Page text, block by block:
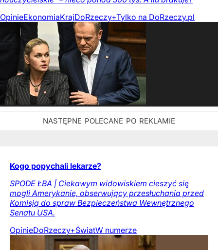
OpinieEkonomiaKrajDoRzeczy+Tylko na DoRzeczy.pl
Kogo popychali lekarze?
SPODE ŁBA | Ciekawym widowiskiem cieszyć się
mogli Amerykanie, obserwujący przesłuchania przed
Komisją do spraw Bezpieczeństwa Wewnętrznego
Senatu USA.
OpinieDoRzeczy+ŚwiatW numerze